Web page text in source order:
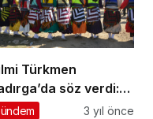
Türkmen
söz verdi:
bu tozun toprağın
3 yıl önce